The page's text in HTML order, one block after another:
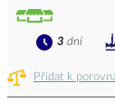
Přidat k
3 dní